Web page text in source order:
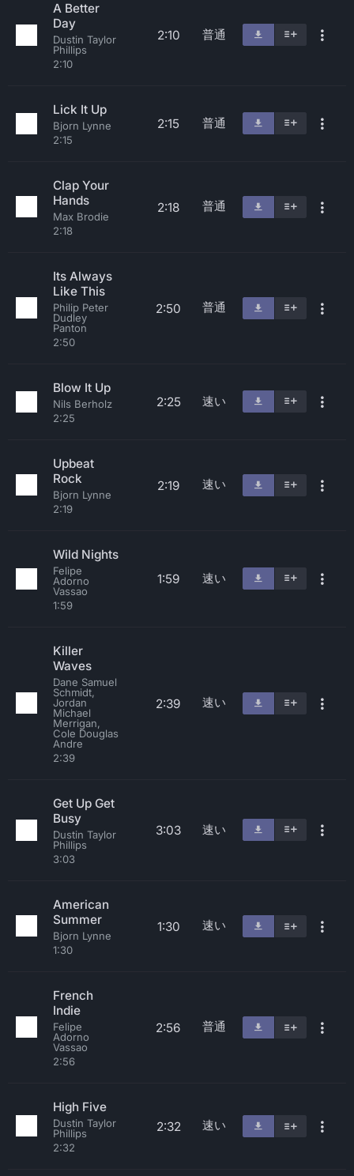
A Better
Day
Dustin Taylor
Phillips
2:10
2:10 普通
Lick It Up
Bjorn Lynne
2:15
2:15 普通
Clap Your
Hands
Max Brodie
2:18
2:18 普通
Its Always
Like This
Philip Peter
Dudley
Panton
2:50
2:50 普通
Blow It Up
Nils Berholz
2:25
2:25 速い
Upbeat
Rock
Bjorn Lynne
2:19
2:19 速い
Wild Nights
Felipe
Adorno
Vassao
1:59
1:59 速い
Killer
Waves
Dane Samuel
Schmidt,
Jordan
Michael
Merrigan,
Cole Douglas
Andre
2:39
2:39 速い
Get Up Get
Busy
Dustin Taylor
Phillips
3:03
3:03 速い
American
Summer
Bjorn Lynne
1:30
1:30 速い
French
Indie
Felipe
Adorno
Vassao
2:56
2:56 普通
High Five
Dustin Taylor
Phillips
2:32
2:32 速い